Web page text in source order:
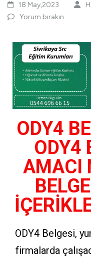
18 May,2023
Yorum bırakın
ODY4
ODY4
AMACI
ODY4 Belgesi,
firmalarda